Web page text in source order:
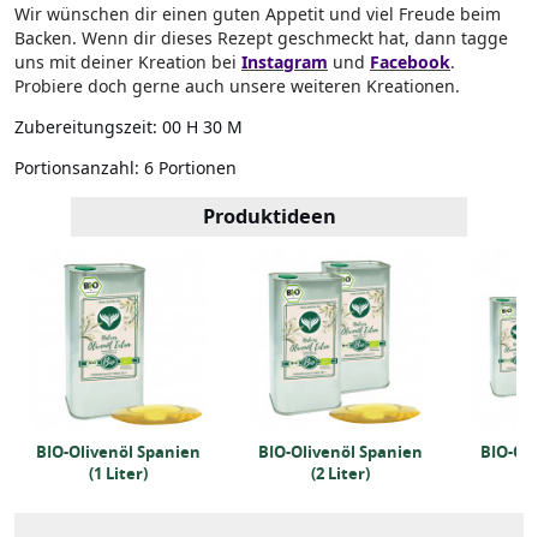
Wir wünschen dir einen guten Appetit und viel Freude beim
Backen. Wenn dir dieses Rezept geschmeckt hat, dann tagge
uns mit deiner Kreation bei Instagram und Facebook.
Probiere doch gerne auch unsere weiteren Kreationen.
Zubereitungszeit: 00 H 30 M
Portionsanzahl: 6 Portionen
Produktideen
BIO-Olivenöl Spanien
(1 Liter)
BIO-Olivenöl Spanien
(2 Liter)
BIO-